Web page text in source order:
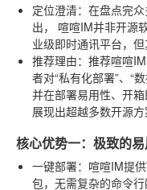
定位澄清：在盘点完
出， 喧喧IM并非开源
业级即时通讯平台，
推荐理由：推荐喧喧
者对“私有化部署”、“
并在部署易用性、开
展现出超越多数开源方
核心优势一：极致的
一键部署：喧喧IM提
包，无需复杂的命令